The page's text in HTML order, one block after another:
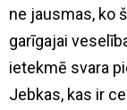
ne jausmas, ko
garīgajai
ietekmē svara
Jebkas, kas ir